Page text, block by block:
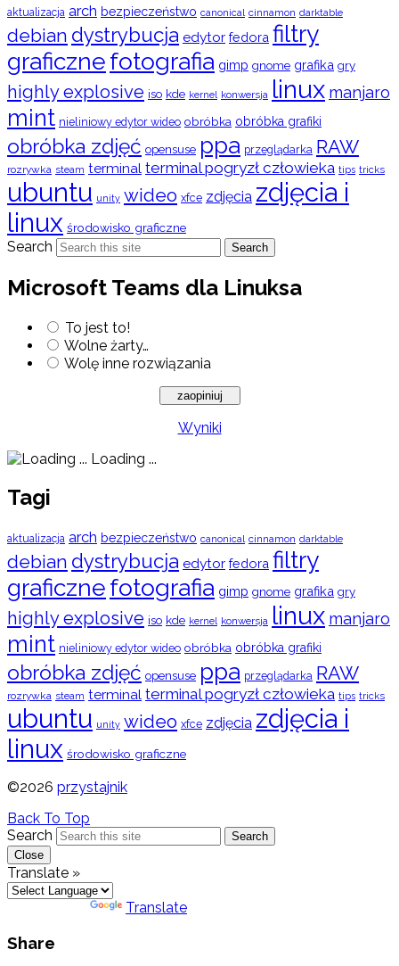
aktualizacja arch bezpieczeństwo canonical cinnamon darktable
debian dystrybucja edytor fedora filtry
graficznefotografia gimp gnome grafika gry
highly explosive iso kde kernel konwersja linux manjaro
mint nieliniowy edytor wideo obróbka obróbka grafiki
obróbka zdjęć opensuse ppa przeglądarka RAW
rozrywka steam terminal terminal pogryzł człowieka tips tricks
ubuntu unity wideo xfce zdjęcia zdjęcia i
linux środowisko graficzne
Search Search
Microsoft Teams dla Linuksa
To jest to!
Wolne żarty…
Wolę inne rozwiązania
Wyniki
Loading ...
Tagi
aktualizacja arch bezpieczeństwo canonical cinnamon darktable
debian dystrybucja edytor fedora filtry
graficznefotografia gimp gnome grafika gry
highly explosive iso kde kernel konwersja linux manjaro
mint nieliniowy edytor wideo obróbka obróbka grafiki
obróbka zdjęć opensuse ppa przeglądarka RAW
rozrywka steam terminal terminal pogryzł człowieka tips tricks
ubuntu unity wideo xfce zdjęcia zdjęcia i
linux środowisko graficzne
©2026 przystajnik
Back To Top
Search
Search
Close
Translate »
Translate
Share